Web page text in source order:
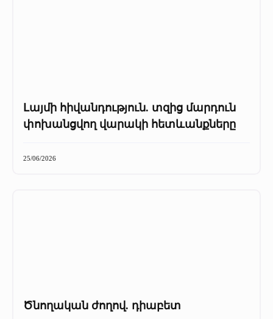
Լայմի հիվանդություն. տզից մարդուն
փոխանցվող վարակի հետևանքները
25/06/2026
Ծնողական ժողով. դիաբետ